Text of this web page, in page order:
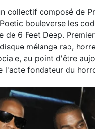
collectif composé de
bouleverse les
de 6 Feet Deep.
mélange rap,
au point d'être
l'acte fondateur du